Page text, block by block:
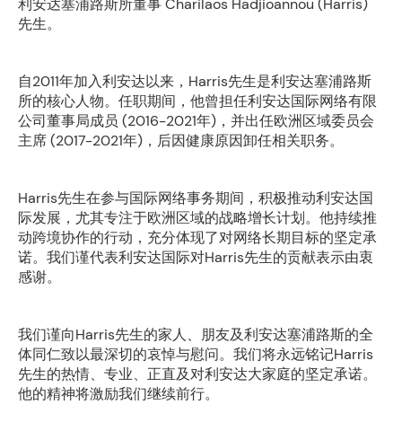
利安达塞浦路斯所董事 Charilaos Hadjioannou (Harris)
先生。
自2011年加入利安达以来，Harris先生是利安达塞浦路斯
所的核心人物。任职期间，他曾担任利安达国际网络有限
公司董事局成员 (2016-2021年)，并出任欧洲区域委员会
主席 (2017-2021年)，后因健康原因卸任相关职务。
Harris先生在参与国际网络事务期间，积极推动利安达国
际发展，尤其专注于欧洲区域的战略增长计划。他持续推
动跨境协作的行动，充分体现了对网络长期目标的坚定承
诺。我们谨代表利安达国际对Harris先生的贡献表示由衷
感谢。
我们谨向Harris先生的家人、朋友及利安达塞浦路斯的全
体同仁致以最深切的哀悼与慰问。我们将永远铭记Harris
先生的热情、专业、正直及对利安达大家庭的坚定承诺。
他的精神将激励我们继续前行。